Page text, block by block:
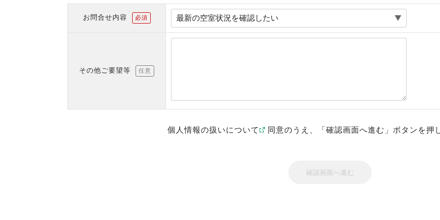
お問合せ内容 必須
その他ご要望等 任意
個人情報の扱いについて 同意のうえ、「確認画面へ進む」ボタンを押